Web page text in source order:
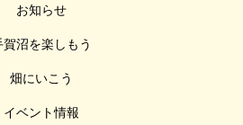
お知らせ
賀沼を楽しもう
畑にいこう
イベント情報